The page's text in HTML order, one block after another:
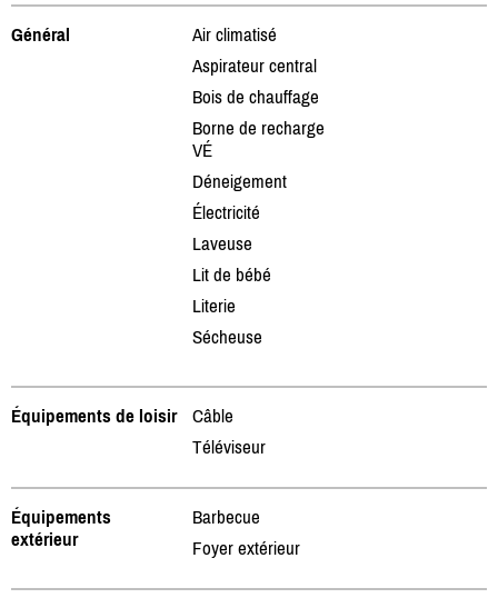
Général
Air climatisé
Aspirateur central
Bois de chauffage
Borne de recharge
VÉ
Déneigement
Électricité
Laveuse
Lit de bébé
Literie
Sécheuse
Équipements de loisir
Câble
Téléviseur
Équipements
extérieur
Barbecue
Foyer extérieur